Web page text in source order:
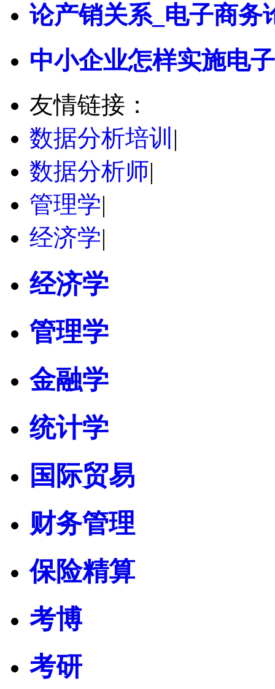
论产销关系_电子商务
中小企业怎样实施电
友情链接：
数据分析培训 |
数据分析师|
管理学|
经济学|
经济学
管理学
金融学
统计学
国际贸易
财务管理
保险精算
考博
考研